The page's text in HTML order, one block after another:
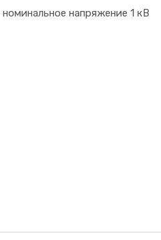
номинальное напряжение 1 кВ